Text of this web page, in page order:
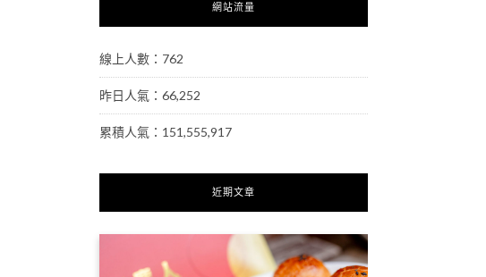
網站流量
線上人數：762
昨日人氣：66,252
累積人氣：151,555,917
近期文章